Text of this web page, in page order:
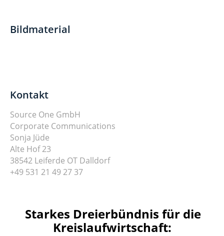
Bildmaterial
Kontakt
Source One GmbH
Corporate Communications
Sonja Jüde
Alte Hof 23
38542 Leiferde OT Dalldorf
+49 531 21 49 27 37
Starkes Dreierbündnis für die
Kreislaufwirtschaft: